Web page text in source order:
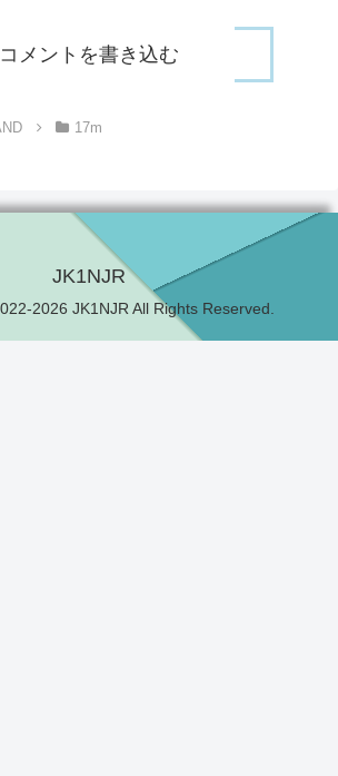
コメントを書き込む
17m
JK1NJR
2026 JK1NJR All Rights Reserved.